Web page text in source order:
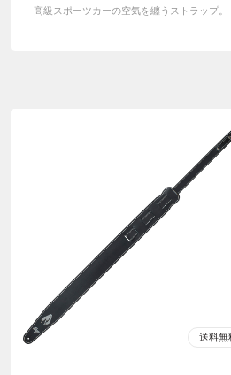
高級スポーツカーの空気を纏うストラップ。